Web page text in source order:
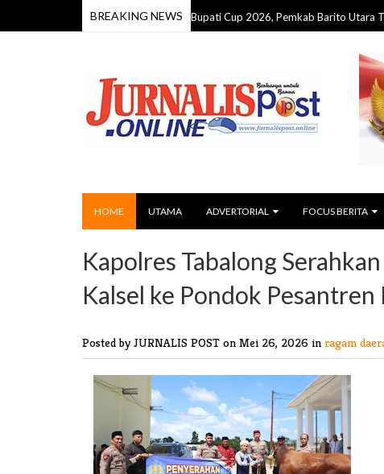
BREAKING NEWS
Pendidikan Juara Futsal Bupati Cup 2026, Pemkab Barito Utara Tutup
HOME UTAMA ADVERTORIAL FOCUS BERITA
Kapolres Tabalong
Kalsel ke Pondok
Posted by JURNALIS POST on Mei 26, 2026 in ragam